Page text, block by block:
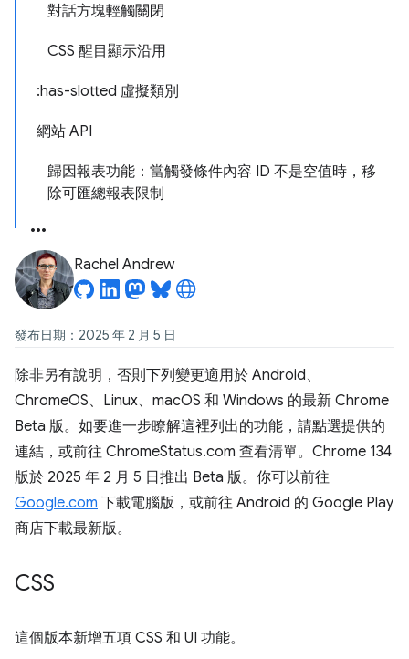
對話方塊輕觸關閉
CSS 醒目顯示沿用
:has-slotted 虛擬類別
網站 API
歸因報表功能：當觸發條件內容 ID 不是空值時，移
除可匯總報表限制
Rachel Andrew
發布日期：2025 年 2 月 5 日
除非另有說明，否則下列變更適用於 Android、
ChromeOS、Linux、macOS 和 Windows 的最新 Chrome
Beta 版。如要進一步瞭解這裡列出的功能，請點選提供的
連結，或前往 ChromeStatus.com 查看清單。Chrome 134
版於 2025 年 2 月 5 日推出 Beta 版。你可以前往
Google.com 下載電腦版，或前往 Android 的 Google Play
商店下載最新版。
CSS
這個版本新增五項 CSS 和 UI 功能。